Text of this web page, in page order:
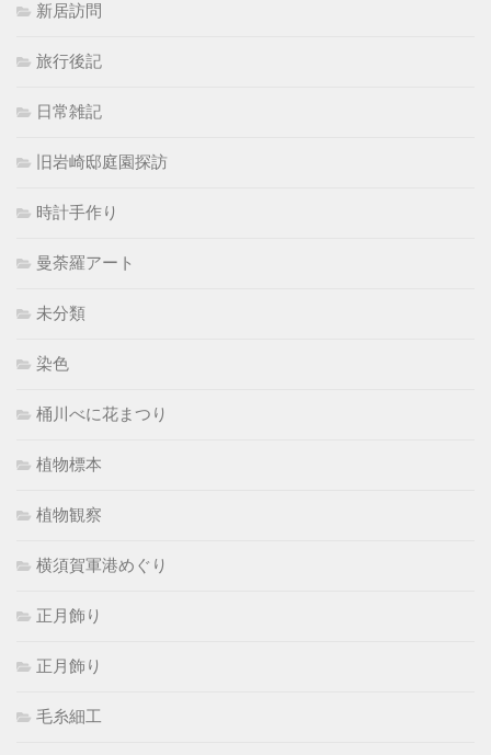
新居訪問
旅行後記
日常雑記
旧岩崎邸庭園探訪
時計手作り
曼荼羅アート
未分類
染色
桶川べに花まつり
植物標本
植物観察
横須賀軍港めぐり
正月飾り
正月飾り
毛糸細工